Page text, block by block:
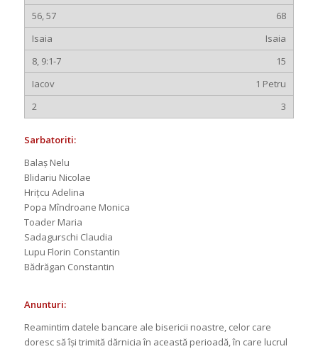
68
Isaia
15
1 Petru
3
Sarbatoriti:
Balaş Nelu
Blidariu Nicolae
Hriţcu Adelina
Popa Mîndroane Monica
Toader Maria
Sadagurschi Claudia
Lupu Florin Constantin
Bădrăgan Constantin
Anunturi:
Reamintim datele bancare ale bisericii noastre, celor care
doresc să își trimită dărnicia în această perioadă, în care lucrul